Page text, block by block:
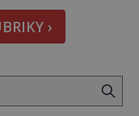
(1911–
zná každý,
[…]
›